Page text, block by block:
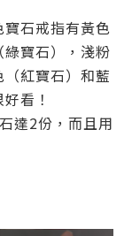
寶石戒指有黃色
綠寶石），淺粉
紅寶石）和藍
看！
達2份，而且用